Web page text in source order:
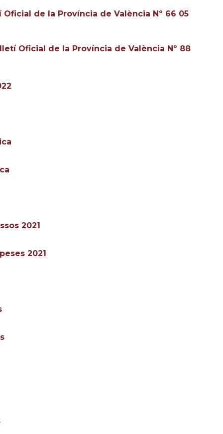
de la Província de València Nº 66 05
Oficial de la Província de València Nº 88
2021
2021